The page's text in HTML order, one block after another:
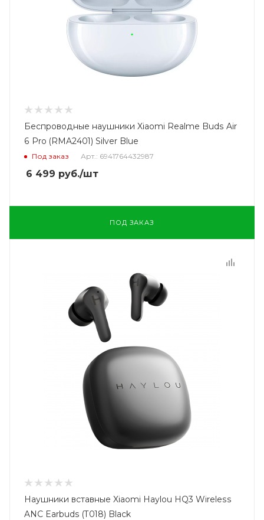
Беспроводные наушники Xiaomi Realme Buds Air
6 Pro (RMA2401) Silver Blue
Под заказ Арт.: 6941764432987
6 499 руб./шт
ПОД ЗАКАЗ
Наушники вставные Xiaomi Haylou HQ3 Wireless
ANC Earbuds (T018) Black